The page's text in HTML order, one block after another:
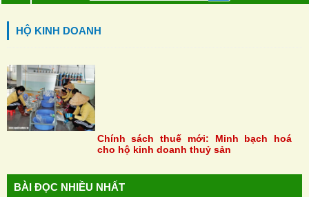
HỘ KINH DOANH
Chính sách thuế mới: Minh bạch hoá
cho hộ kinh doanh thuỷ sản
BÀI ĐỌC NHIỀU NHẤT